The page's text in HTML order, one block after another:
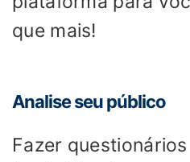
que mais!
Analise seu público
Fazer